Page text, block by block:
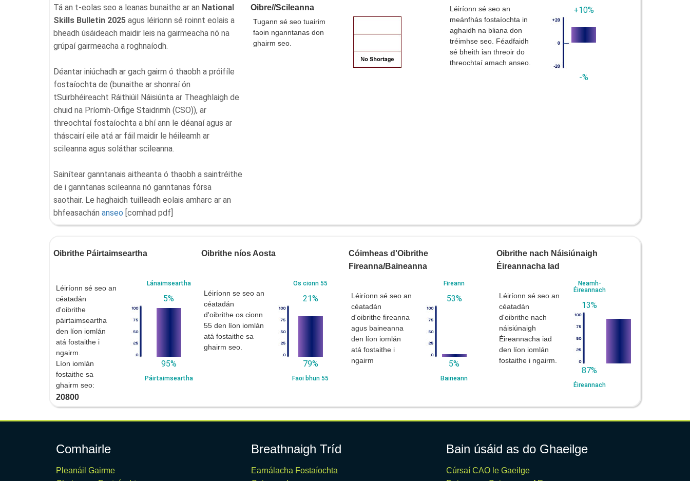
Tá an t-eolas seo a leanas bunaithe ar an National
Skills Bulletin 2025 agus léirionn sé roinnt eolais a
bheadh úsáideach maidir leis na gairmeacha nó na
grúpaí gairmeacha a roghnaíodh.
Déantar iniúchadh ar gach gairm ó thaobh a próifíle
fostaíochta de (bunaithe ar shonraí ón
tSuirbhéireacht Ráithiúil Náisiúnta ar Theaghlaigh de
chuid na Príomh-Oifige Staidrimh (CSO)), ar
threochtaí fostaíochta a bhí ann le déanaí agus ar
tháscairí eile atá ar fáil maidir le héileamh ar
scileanna agus soláthar scileanna.
Sainítear ganntanais aitheanta ó thaobh a saintréithe
de i ganntanas scileanna nó ganntanas fórsa
saothair. Le haghaidh tuilleadh eolais amharc ar an
bhfeasachán anseo [comhad pdf]
Oibre//Scileanna
Tugann sé seo tuairim
faoin nganntanas don
ghairm seo.
Léiríonn sé seo an
meánfhás fostaíochta in
aghaidh na bliana don
tréimhse seo. Féadfaidh
sé bheith ian threoir do
threochtaí amach anseo.
+10%
-%
Oibrithe Páirtaimseartha
Léiríonn sé seo an
céatadán
d'oibrithe
páirtaimseartha
den líon iomlán
atá fostaithe i
ngairm.
Líon iomlán
fostaithe sa
ghairm seo:
20800
Lánaimseartha
5%
95%
Páirtaimseartha
Oibrithe níos Aosta
Léiríonn se seo an
céatadán
d'oibrithe os cionn
55 den líon iomlán
atá fostaithe sa
ghairm seo.
Os cionn 55
21%
79%
Faoi bhun 55
Cóimheas d'Oibrithe
Fireanna/Baineanna
Léiríonn sé seo an
céatadán
d'oibrithe fireanna
agus baineanna
den líon iomlán
atá fostaithe i
ngairm
Fireann
53%
5%
Baineann
Oibrithe nach Náisiúnaigh
Éireannacha Iad
Léiríonn sé seo an
céatadán
d'oibrithe nach
náisiúnaigh
Éireannacha iad
den líon iomlán
fostaithe i ngairm.
Neamh-
Éireannach
13%
87%
Éireannach
Comhairle
Pleanáil Gairme
Breathnaigh Tríd
Earnálacha Fostaíochta
Bain úsáid as do Ghaeilge
Cúrsaí CAO le Gaeilge